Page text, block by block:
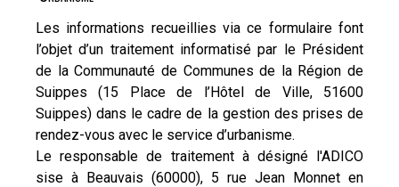
Les informations recueillies via ce formulaire font
l’objet d’un traitement informatisé par le Président
de la Communauté de Communes de la Région de
Suippes (15 Place de l’Hôtel de Ville, 51600
Suippes) dans le cadre de la gestion des prises de
rendez-vous avec le service d’urbanisme.
Le responsable de traitement à désigné l'ADICO
sise à Beauvais (60000), 5 rue Jean Monnet en